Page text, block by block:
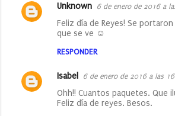
Unknown 6 de enero de 2016 a
Feliz día de Reyes! Se
que se ve ☺
RESPONDER
Isabel 6 de enero de 2016 a las
Ohh!! Cuantos paquetes. Que
Feliz día de reyes. Besos.